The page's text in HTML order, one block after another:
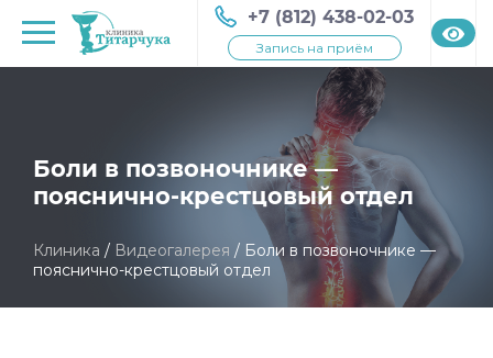
+7 (812) 438-02-03
Запись на приём
Боли в позвоночнике —
пояснично-крестцовый отдел
Клиника / Видеогалерея / Боли в позвоночнике —
пояснично-крестцовый отдел